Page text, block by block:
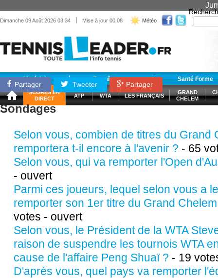
Dimanche 09 Août 2026 03:34 | Mise à jour 00:08 Météo
Matériel Entraînement Santé Forme
SCORES EN
DIRECT
ATP WTA LES FRANÇAIS
GRAND
CHELEM
Partager Tweeter Partager
Sondages
Selon vous, combien de titres du Grand
remportera t-il encore à l'avenir ? - 65
Selon vous, qui va remporter l'Open
- ouvert
Parmi ces joueurs, lequel selon vous a
remporter son 1er titre du Grand
votes - ouvert
Selon vous, le Président de la WTA
raison de suspendre les tournois WTA
cause de l'affaire Peng Shuaï ? - 19
D'après vous, quel pays va remporter